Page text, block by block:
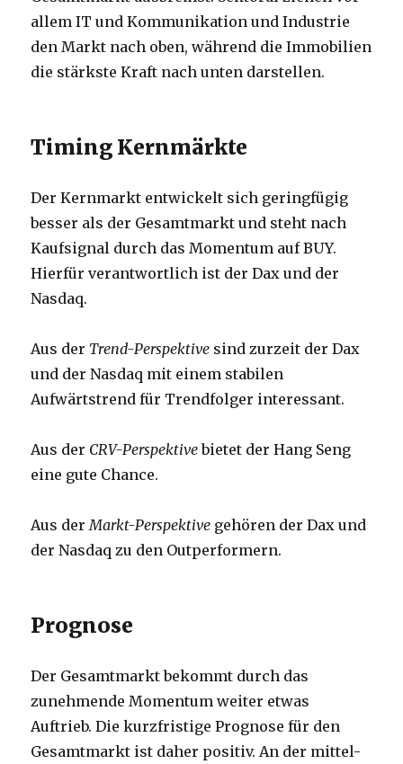
allem IT und Kommunikation und Industrie
den Markt nach oben, während die Immobilien
die stärkste Kraft nach unten darstellen.
Timing Kernmärkte
Der Kernmarkt entwickelt sich geringfügig
besser als der Gesamtmarkt und steht nach
Kaufsignal durch das Momentum auf BUY.
Hierfür verantwortlich ist der Dax und der
Nasdaq.
Aus der Trend-Perspektive sind zurzeit der Dax
und der Nasdaq mit einem stabilen
Aufwärtstrend für Trendfolger interessant.
Aus der CRV-Perspektivebietet der Hang Seng
eine gute Chance.
Aus derMarkt-Perspektive gehören der Dax und
der Nasdaq zu den Outperformern.
Prognose
Der Gesamtmarkt bekommt durch das
zunehmende Momentum weiter etwas
Auftrieb. Die kurzfristige Prognose für den
Gesamtmarkt ist daher positiv. An der mittel-